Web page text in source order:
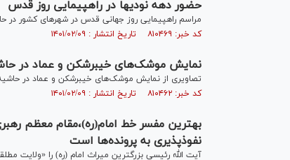
حضور دهه نودی‎ها در راهپیمایی روز قدس
مراسم راهپیمایی روز جهانی قدس در شهر‌های کشور در
کد خبر: ۸۱۰۴۶۹ تاریخ انتشار : ۱۴۰۱/۰۲/۰۹
نمایش موشک‌های خیبرشکن و عماد در
تصاویری از نمایش موشک‌های خیبرشکن و عماد در
کد خبر: ۸۱۰۴۶۲ تاریخ انتشار : ۱۴۰۱/۰۲/۰۹
بهترین مفسر خط امام(ره)،مقام معظم
نفوذپذیری به پرونده‌ها است
آیت الله رئیسی بزرگترین میراث امام (ره) را «ولایت